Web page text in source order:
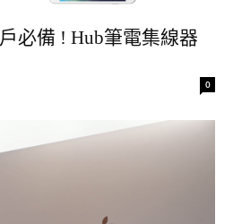
必備 ! Hub筆電集線器
0